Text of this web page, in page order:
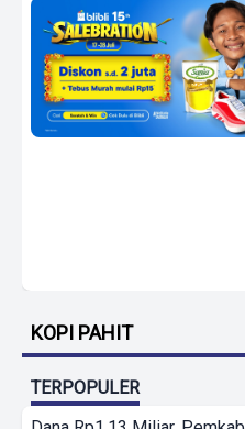
KOPI PAHIT
TERPOPULER